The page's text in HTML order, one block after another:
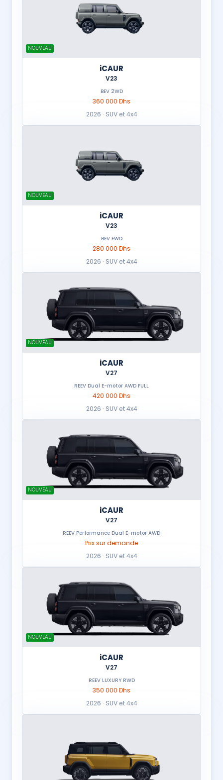
NOUVEAU
iCAUR
V23
BEV 2WD
360 000 Dhs
2026 · SUV et 4x4
NOUVEAU
iCAUR
V23
BEV EWD
280 000 Dhs
2026 · SUV et 4x4
NOUVEAU
iCAUR
V27
REEV Dual E-motor AWD FULL
420 000 Dhs
2026 · SUV et 4x4
NOUVEAU
iCAUR
V27
REEV Performance Dual E-motor AWD
Prix sur demande
2026 · SUV et 4x4
NOUVEAU
iCAUR
V27
REEV LUXURY RWD
350 000 Dhs
2026 · SUV et 4x4